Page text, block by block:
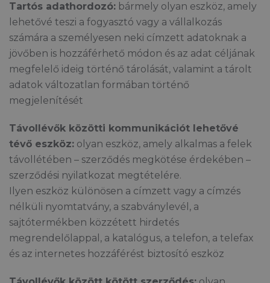
Tartós adathordozó: bármely olyan eszköz, amely
lehetővé teszi a fogyasztó vagy a vállalkozás
számára a személyesen neki címzett adatoknak a
jövőben is hozzáférhető módon és az adat céljának
megfelelő ideig történő tárolását, valamint a tárolt
adatok változatlan formában történő
megjelenítését
Távollévők közötti kommunikációt lehetővé
tévő eszköz: olyan eszköz, amely alkalmas a felek
távollétében – szerződés megkötése érdekében –
szerződési nyilatkozat megtételére.
Ilyen eszköz különösen a címzett vagy a címzés
nélküli nyomtatvány, a szabványlevél, a
sajtótermékben közzétett hirdetés
megrendelőlappal, a katalógus, a telefon, a telefax
és az internetes hozzáférést biztosító eszköz